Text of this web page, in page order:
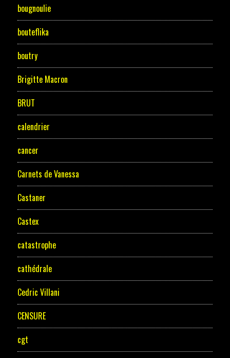
bougnoulie
bouteflika
boutry
Brigitte Macron
BRUT
calendrier
cancer
Carnets de Vanessa
Castaner
Castex
catastrophe
cathédrale
Cedric Villani
CENSURE
cgt